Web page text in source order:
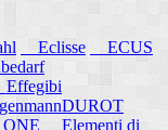
Eclisse
ECUS
Elementi di